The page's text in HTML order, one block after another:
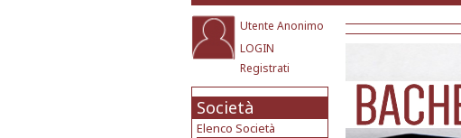
Utente Anonimo
LOGIN
Registrati
Società
Elenco Società